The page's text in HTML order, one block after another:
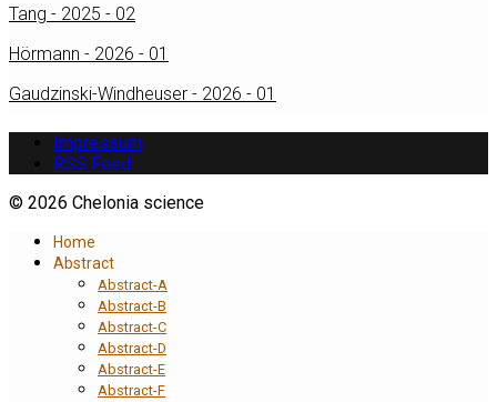
Tang - 2025 - 02
Hörmann - 2026 - 01
Gaudzinski-Windheuser - 2026 - 01
Impressum
RSS Feed
© 2026 Chelonia science
Home
Abstract
Abstract-A
Abstract-B
Abstract-C
Abstract-D
Abstract-E
Abstract-F